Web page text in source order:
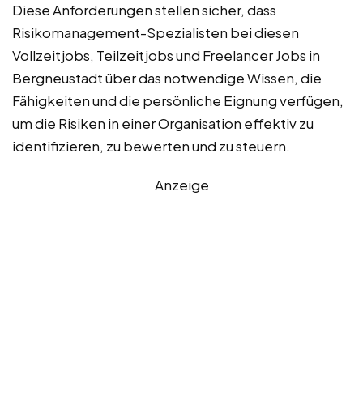
Diese Anforderungen stellen sicher, dass
Risikomanagement-Spezialisten bei diesen
Vollzeitjobs, Teilzeitjobs und Freelancer Jobs in
Bergneustadt über das notwendige Wissen, die
Fähigkeiten und die persönliche Eignung verfügen,
um die Risiken in einer Organisation effektiv zu
identifizieren, zu bewerten und zu steuern.
Anzeige